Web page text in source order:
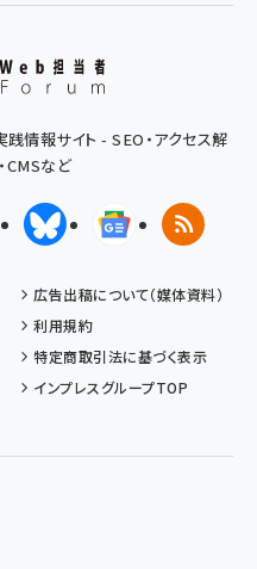
情報サイト - SEO・アクセス解
CMSなど
X(エックス)BlueskyGoogleニュ
RSS
広告出稿について（媒体資料）
利用規約
特定商取引法に基づく表示
インプレスグループTOP